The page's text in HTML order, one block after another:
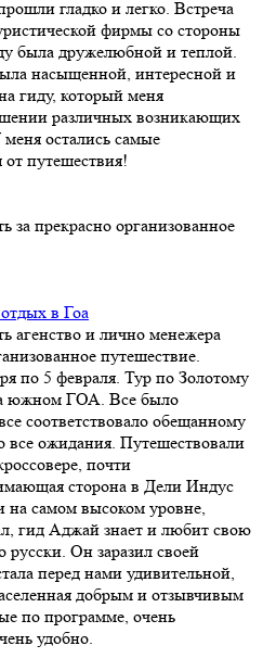
гладко и легко. Встреча
фирмы со стороны
была дружелюбной и теплой.
насыщенной, интересной и
гиду, который меня
различных возникающих
остались самые
путешествия!
за прекрасно организованное
в Гоа
агенство и лично менежера
путешествие.
по 5 февраля. Тур по Золотому
южном ГОА. Все было
соответствовало обещанному
все ожидания. Путешествовали
почти
сторона в Дели Индус
на самом высоком уровне,
гид Аджай знает и любит свою
русски. Он заразил своей
перед нами удивительной,
добрым и отзывчивым
по программе, очень
удобно.